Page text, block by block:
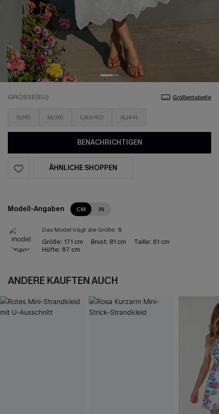
GRÖSSE(EU) Größentabelle
S(36) M(38) L(40/42) XL(44)
BENACHRICHTIGEN
ÄHNLICHE SHOPPEN
Modell-Angaben CM IN
Das Model trägt die Größe: S
Größe: 171 cm Brust: 81 cm Taille: 61 cm
Hüfte: 87 cm
ANDERE KAUFTEN AUCH